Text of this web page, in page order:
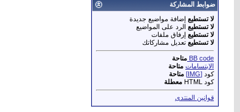
ضوابط المشاركة
لا تستطيع إضافة مواضيع جديدة
لا تستطيع الرد على المواضيع
لا تستطيع إرفاق ملفات
لا تستطيع تعديل مشاركاتك
BB code متاحة
الابتسامات متاحة
كود [IMG]
متاحة
كود HTML
معطلة
قوانين المنتدى